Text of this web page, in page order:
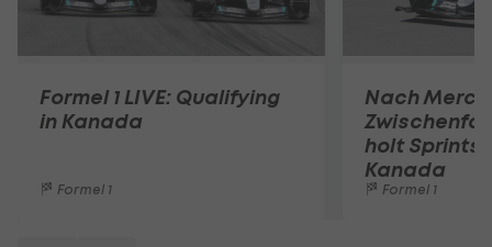
Formel 1 LIVE: Qualifying
in Kanada
Formel 1
Nach
holt
Kanada
Formel 1